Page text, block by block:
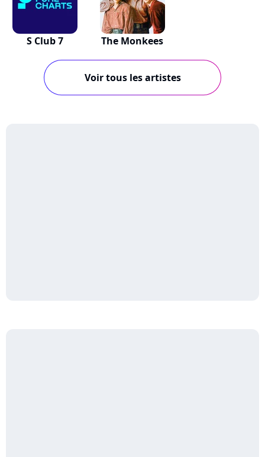
S Club 7 The Monkees
Voir tous les artistes